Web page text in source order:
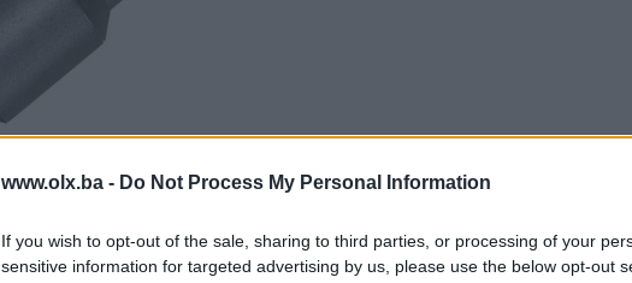
www.olx.ba - Do Not Process My Personal Information
If you wish to opt-out of the sale, sharing to third parties, or processing of your
sensitive information for targeted advertising by us, please use the below opt-out